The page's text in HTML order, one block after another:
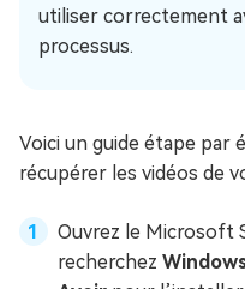
utiliser correctement
processus.
Voici un guide étape par
récupérer les vidéos de
Ouvrez le Microsoft
recherchez